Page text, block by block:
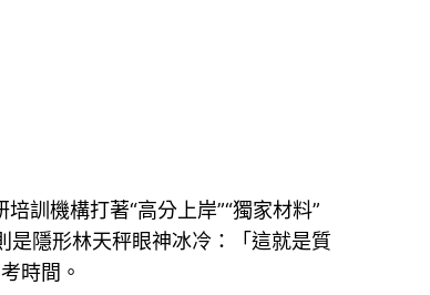
訓機構打著“高分上岸”“獨家材料”
是隱形林天秤眼神冰冷：「這就是質
時間。